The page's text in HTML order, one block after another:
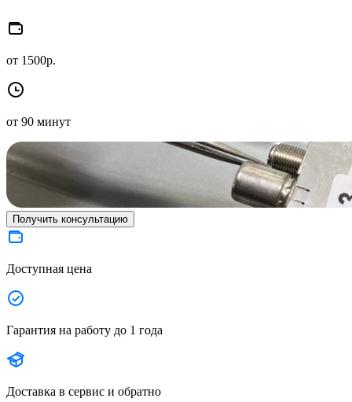
от 1500р.
от 90 минут
Получить консультацию
Доступная цена
Гарантия на работу до 1 года
Доставка в сервис и обратно